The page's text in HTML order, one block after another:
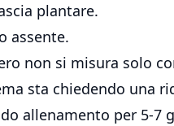
plantare.
assente.
non si misura solo
sta chiedendo una
allenamento per 5-7